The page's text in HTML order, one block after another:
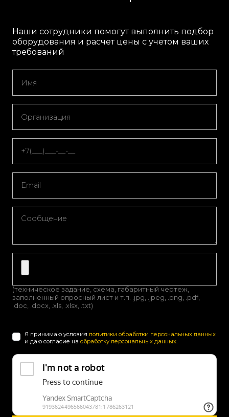
Наши сотрудники помогут выполнить подбор
оборудования и расчет цены с учетом ваших
требований
(техническое задание, схема, габаритный чертеж,
заполненный опросный лист и т.п. .jpg, .jpeg, .png, .pdf,
.doc, .docx, .xls, .xlsx, .txt)
Я принимаю условия политики обработки персональных данных
и даю согласие на обработку персональных данных.